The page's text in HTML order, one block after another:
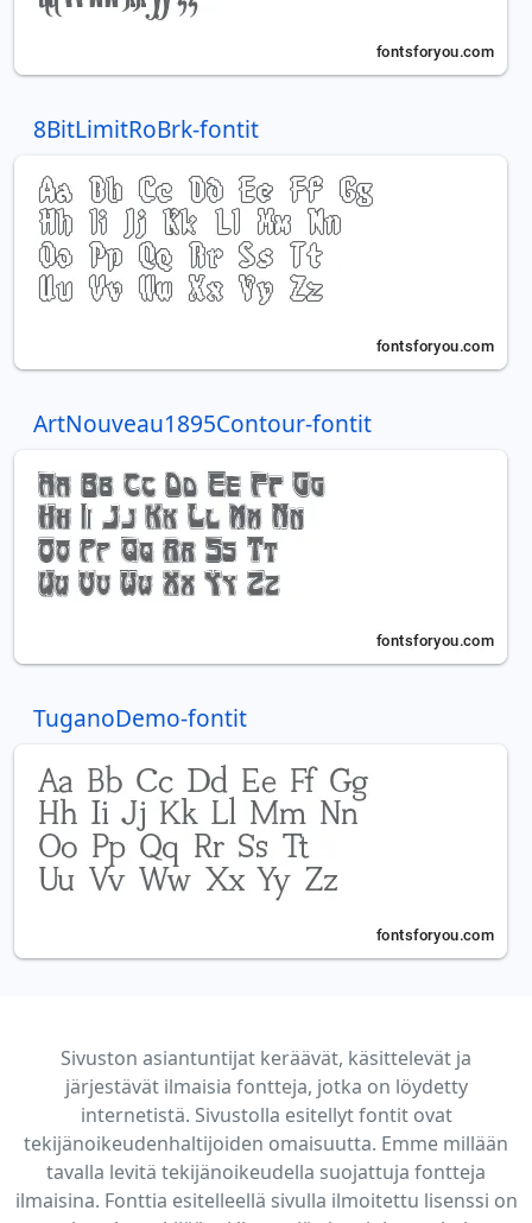
8BitLimitRoBrk-fontit
ArtNouveau1895Contour-fontit
TuganoDemo-fontit
Sivuston asiantuntijat keräävät, käsittelevät ja
järjestävät ilmaisia fontteja, jotka on löydetty
internetistä. Sivustolla esitellyt fontit ovat
tekijänoikeudenhaltijoiden omaisuutta. Emme millään
tavalla levitä tekijänoikeudella suojattuja fontteja
ilmaisina. Fonttia esitelleellä sivulla ilmoitettu lisenssi on